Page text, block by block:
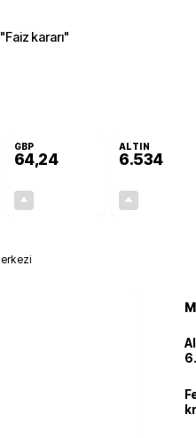
"Faiz kararı"
GBP
64,24
ALTIN
6.534